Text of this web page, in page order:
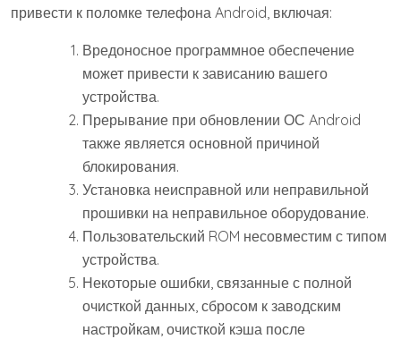
привести к поломке телефона Android, включая:
Вредоносное программное обеспечение
может привести к зависанию вашего
устройства.
Прерывание при обновлении ОС Android
также является основной причиной
блокирования.
Установка неисправной или неправильной
прошивки на неправильное оборудование.
Пользовательский ROM несовместим с типом
устройства.
Некоторые ошибки, связанные с полной
очисткой данных, сбросом к заводским
настройкам, очисткой кэша после